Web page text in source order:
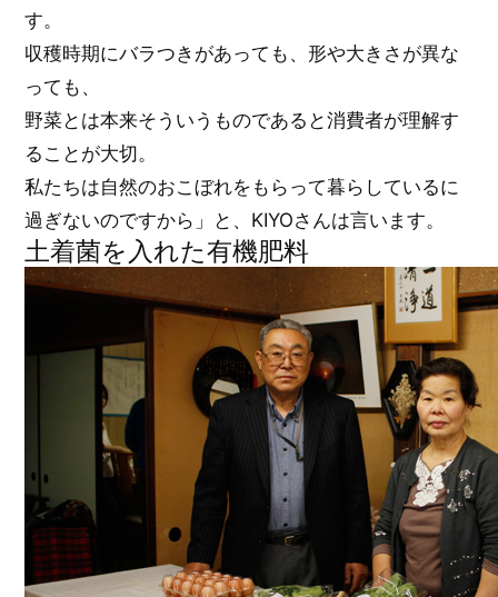
す。
収穫時期にバラつきがあっても、形や大きさが異な
っても、
野菜とは本来そういうものであると消費者が理解す
ることが大切。
私たちは自然のおこぼれをもらって暮らしているに
過ぎないのですから」と、KIYOさんは言います。
土着菌を入れた有機肥料